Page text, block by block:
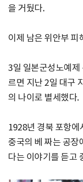
을 거뒀다.
이제 남은 위안부
3일 일본군성노예
르면 지난 2일 대구
의 나이로 별세했다.
1928년 경북 포항에
중국의 베 짜는 공장
다는 이야기를 듣고